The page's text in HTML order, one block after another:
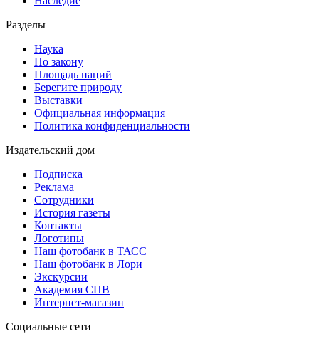
Разделы
Наука
По закону
Площадь наций
Берегите природу
Выставки
Официальная информация
Политика конфиденциальности
Издательский дом
Подписка
Реклама
Сотрудники
История газеты
Контакты
Логотипы
Наш фотобанк в ТАСС
Наш фотобанк в Лори
Экскурсии
Академия СПВ
Интернет-магазин
Социальные сети